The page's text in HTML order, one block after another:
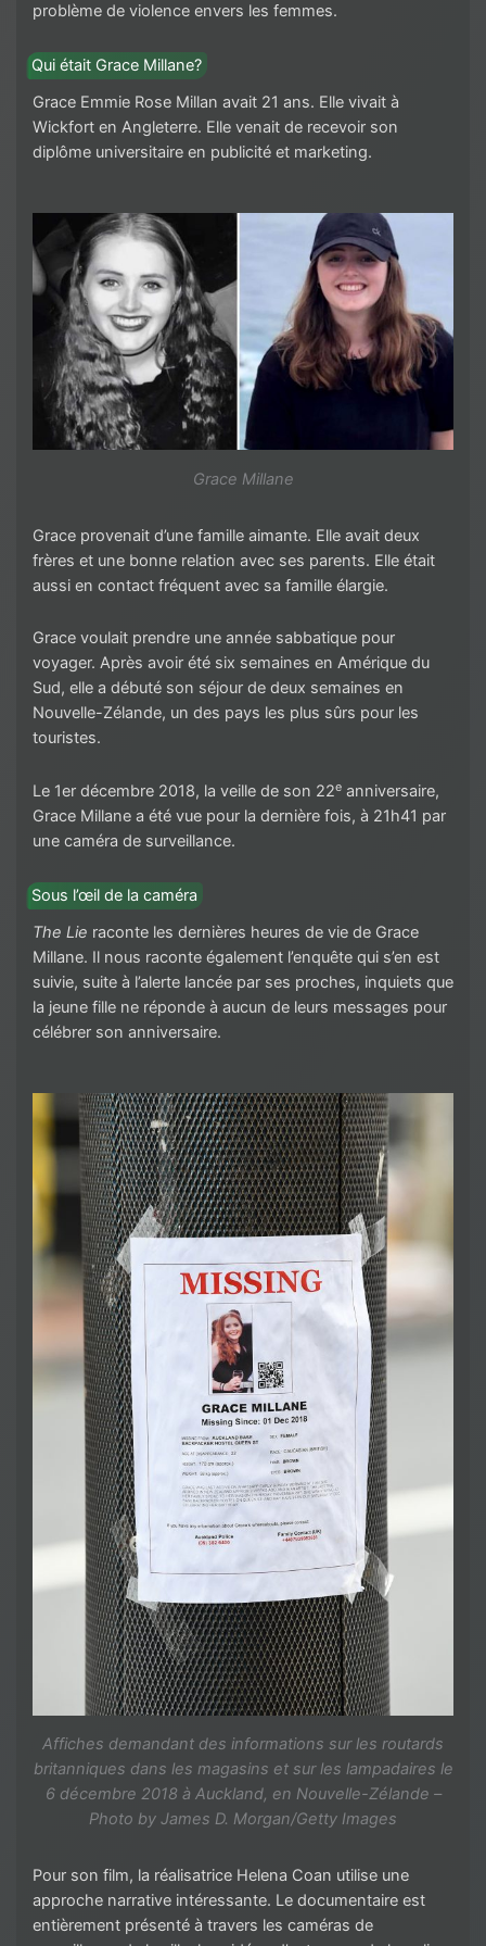
problème de violence envers les femmes.
Qui était Grace Millane?
Grace Emmie Rose Millan avait 21 ans. Elle vivait à
Wickfort en Angleterre. Elle venait de recevoir son
diplôme universitaire en publicité et marketing.
Grace Millane
Grace provenait d’une famille aimante. Elle avait deux
frères et une bonne relation avec ses parents. Elle était
aussi en contact fréquent avec sa famille élargie.
Grace voulait prendre une année sabbatique pour
voyager. Après avoir été six semaines en Amérique du
Sud, elle a débuté son séjour de deux semaines en
Nouvelle-Zélande, un des pays les plus sûrs pour les
touristes.
Le 1er décembre 2018, la veille de son 22e anniversaire,
Grace Millane a été vue pour la dernière fois, à 21h41 par
une caméra de surveillance.
Sous l’œil de la caméra
The Lie raconte les dernières heures de vie de Grace
Millane. Il nous raconte également l’enquête qui s’en est
suivie, suite à l’alerte lancée par ses proches, inquiets que
la jeune fille ne réponde à aucun de leurs messages pour
célébrer son anniversaire.
Affiches demandant des informations sur les routards
britanniques dans les magasins et sur les lampadaires le
6 décembre 2018 à Auckland, en Nouvelle-Zélande –
Photo by James D. Morgan/Getty Images
Pour son film, la réalisatrice Helena Coan utilise une
approche narrative intéressante. Le documentaire est
entièrement présenté à travers les caméras de